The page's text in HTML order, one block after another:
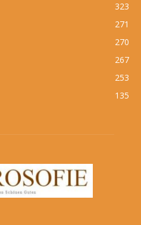
323
271
270
267
253
135